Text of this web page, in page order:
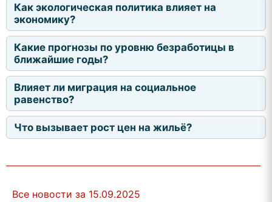
Как экологическая политика влияет на
экономику?
Какие прогнозы по уровню безработицы в
ближайшие годы?
Влияет ли миграция на социальное
равенство?
Что вызывает рост цен на жильё?
Все новости за 15.09.2025